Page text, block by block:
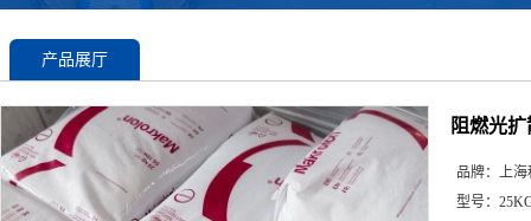
产品展厅
阻燃光
品牌：
上
型号：